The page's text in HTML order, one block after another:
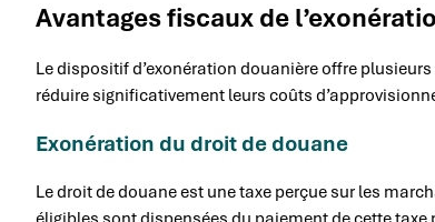
Avantages fiscaux de
Le dispositif d’exonération douanière offre
réduire significativement leurs coûts
Exonération du droit de douane
Le droit de douane est une taxe perçue sur les